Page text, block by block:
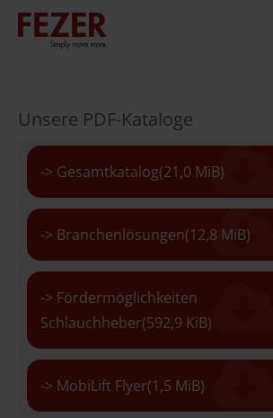
Unsere PDF-Kataloge
-> Gesamtkatalog(21,0 MiB)
-> Branchenlösungen(12,8 MiB)
-> Fördermöglichkeiten
Schlauchheber(592,9 KiB)
-> MobiLift Flyer(1,5 MiB)